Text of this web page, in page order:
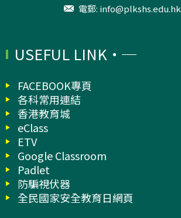
電郵: info@plkshs.edu.hk
USEFUL LINK
FACEBOOK專頁
各科常用連結
香港教育城
eClass
ETV
Google Classroom
Padlet
防騙視伏器
全民國家安全教育日網頁